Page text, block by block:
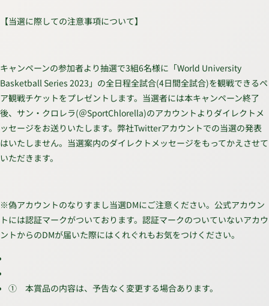
【当選に際しての注意事項について】
キャンペーンの参加者より抽選で3組6名様に「World University
Basketball Series 2023」の全日程全試合(4日間全試合)を観戦できるペ
ア観戦チケットをプレゼントします。当選者には本キャンペーン終了
後、サン・クロレラ(＠SportChlorella)のアカウントよりダイレクトメ
ッセージをお送りいたします。弊社Twitterアカウントでの当選の発表
はいたしません。当選案内のダイレクトメッセージをもってかえさせて
いただきます。
※偽アカウントのなりすまし当選DMにご注意ください。公式アカウン
トには認証マークがついております。認証マークのついていないアカウ
ントからのDMが届いた際にはくれぐれもお気をつけください。
① 本賞品の内容は、予告なく変更する場合あります。